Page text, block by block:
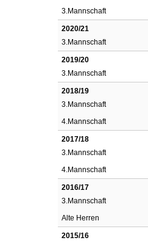
3.Mannschaft
2020/21
3.Mannschaft
2019/20
3.Mannschaft
2018/19
3.Mannschaft
4.Mannschaft
2017/18
3.Mannschaft
4.Mannschaft
2016/17
3.Mannschaft
Alte Herren
2015/16